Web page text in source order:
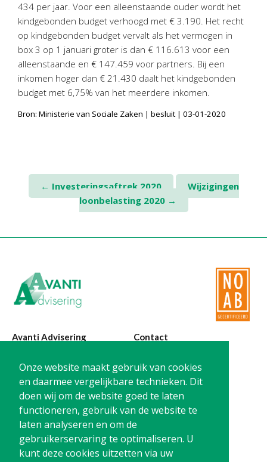
Onze website maakt gebruik van cookies
en daarmee vergelijkbare technieken. Dit
doen wij om de website goed te laten
functioneren, gebruik van de website te
laten analyseren en om de
gebruikerservaring te optimaliseren. U
kunt deze cookies uitzetten via uw
434 per jaar. Voor een alleenstaande ouder wordt het
kindgebonden budget verhoogd met € 3.190. Het recht
op kindgebonden budget vervalt als het vermogen in
box 3 op 1 januari groter is dan € 116.613 voor een
alleenstaande en € 147.459 voor partners. Bij een
inkomen hoger dan € 21.430 daalt het kindgebonden
budget met 6,75% van het meerdere inkomen.
Bron: Ministerie van Sociale Zaken | besluit | 03-01-2020
← Investeringsaftrek 2020
Wijzigingen
loonbelasting 2020 →
Avanti Advisering
Poelstraat 4
1441 RR Purmerend
Contact
T: 0299-420870
@:
info@avanti-
advisering.nl
BTW: NL861212733B01